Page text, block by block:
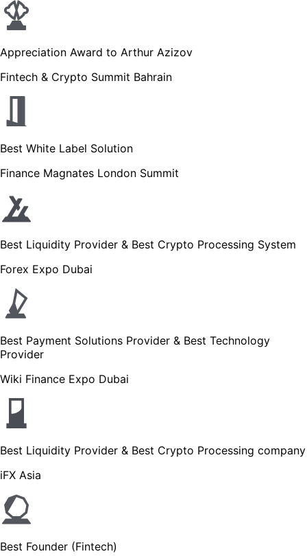
Appreciation Award to Arthur Azizov
Fintech & Crypto Summit Bahrain
Best White Label Solution
Finance Magnates London Summit
Best Liquidity Provider & Best Crypto Processing System
Forex Expo Dubai
Best Payment Solutions Provider & Best Technology
Provider
Wiki Finance Expo Dubai
Best Liquidity Provider & Best Crypto Processing company
iFX Asia
Best Founder (Fintech)